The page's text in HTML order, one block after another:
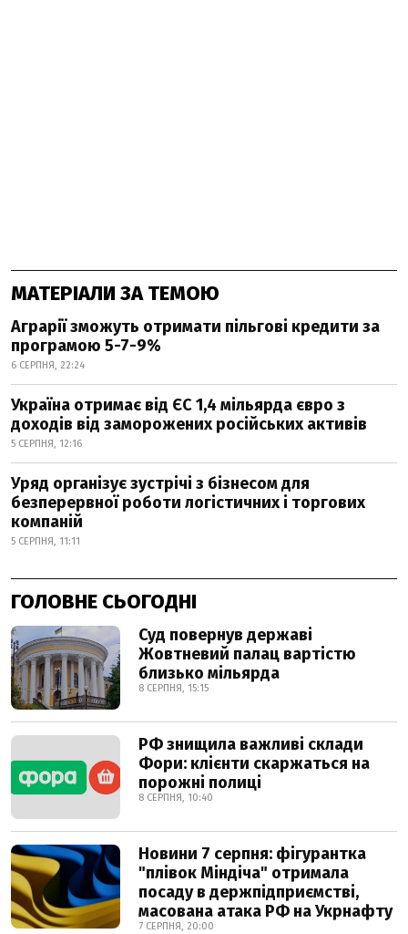
МАТЕРІАЛИ ЗА ТЕМОЮ
Аграрії зможуть отримати пільгові кредити за
програмою 5-7-9%
6 СЕРПНЯ, 22:24
Україна отримає від ЄС 1,4 мільярда євро з
доходів від заморожених російських активів
5 СЕРПНЯ, 12:16
Уряд організує зустрічі з бізнесом для
безперервної роботи логістичних і торгових
компаній
5 СЕРПНЯ, 11:11
ГОЛОВНЕ СЬОГОДНІ
Суд повернув державі
Жовтневий палац вартістю
близько мільярда
8 СЕРПНЯ, 15:15
РФ знищила важливі склади
Фори: клієнти скаржаться на
порожні полиці
8 СЕРПНЯ, 10:40
Новини 7 серпня: фігурантка
"плівок Міндіча" отримала
посаду в держпідприємстві,
масована атака РФ на Укрнафту
7 СЕРПНЯ, 20:00